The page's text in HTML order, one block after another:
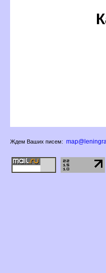
Ждем Ваших писем: